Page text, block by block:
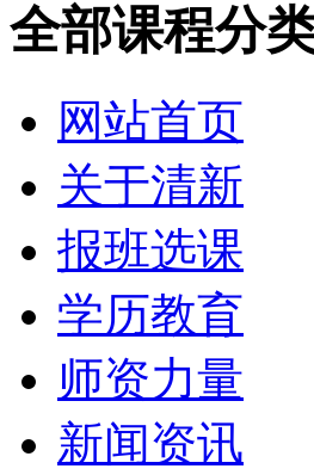
全部课程分
网站首页
关于清新
报班选课
学历教育
师资力量
新闻资讯